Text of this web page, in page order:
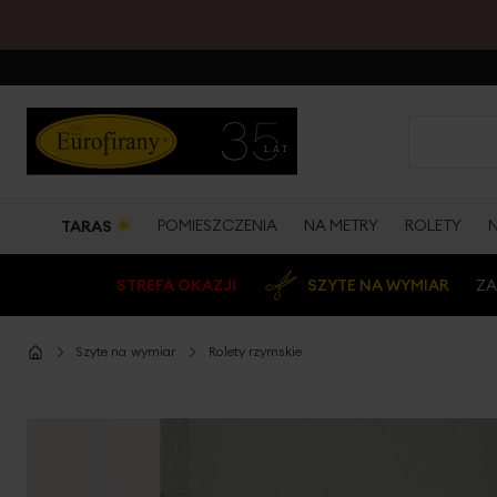
TARAS ☀ POMIESZCZENIA NA METRY ROLETY
STREFA OKAZJI SZYTE NA WYMIAR
Szyte na wymiar Rolety rzymskie